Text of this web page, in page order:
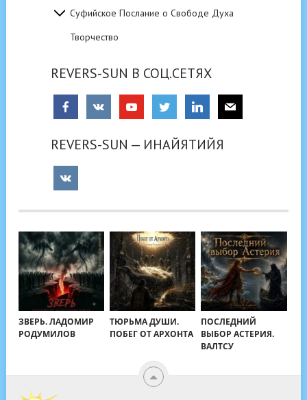
Суфийское Послание о Свободе Духа
Творчество
REVERS-SUN В СОЦ.СЕТЯХ
REVERS-SUN — ИНАЙЯТИЙЯ
ЗВЕРЬ. ЛАДОМИР
РОДУМИЛОВ
ТЮРЬМА ДУШИ.
ПОБЕГ ОТ АРХОНТА
ПОСЛЕДНИЙ
ВЫБОР АСТЕРИЯ.
ВАЛТСУ